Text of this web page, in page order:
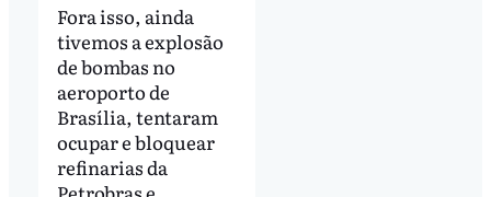
Fora isso, ainda
tivemos a explosão
de bombas no
aeroporto de
Brasília, tentaram
ocupar e bloquear
refinarias da